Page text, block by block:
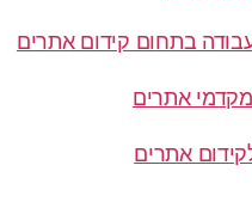
בתחום קידום אתרים
אתרים
אתרים